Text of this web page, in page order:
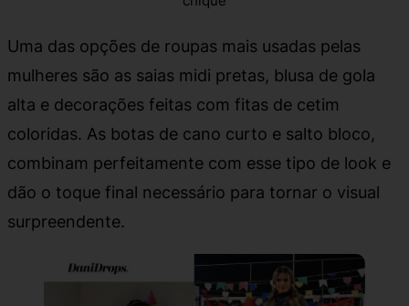
Uma das opções de roupas mais usadas pelas
mulheres são as saias midi pretas, blusa de gola
alta e decorações feitas com fitas de cetim
coloridas. As botas de cano curto e salto bloco,
combinam perfeitamente com esse tipo de look e
dão o toque final necessário para tornar o visual
surpreendente.